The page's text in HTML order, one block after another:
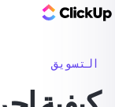
التسويق